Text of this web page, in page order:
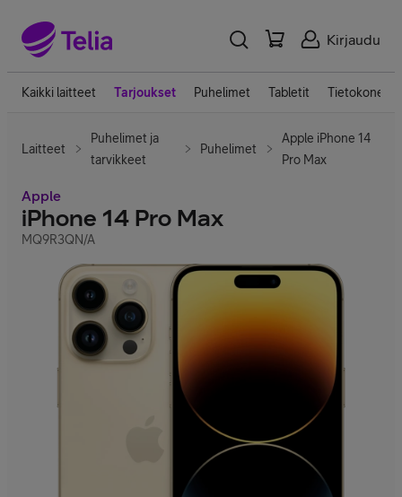
Kirjaudu
Kaikki laitteet Tarjoukset Puhelimet Tabletit Tietokoneet
Laitteet
Puhelimet ja
tarvikkeet
Puhelimet
Apple iPhone 14
Pro Max
Apple
iPhone 14 Pro Max
MQ9R3QN/A